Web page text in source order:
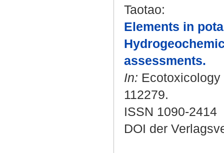
Taotao:
Elements in
assessments.
In:
112279.
ISSN 1090-2414
DOI der